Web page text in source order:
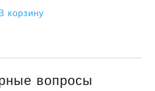
корзину
вопросы